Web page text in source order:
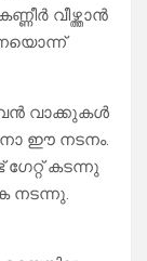
വീഴ്ത്താൻ
വാക്കുകൾ
ഈ നടനം.
കടന്നു
നടന്നു.